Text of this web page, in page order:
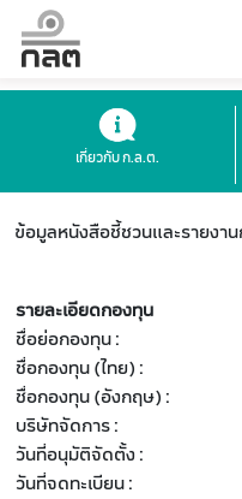
เกี่ยวกับ ก.ล.ต.
ข้อมูลหนังสือชี้ชวนและรายงา
รายละเอียดกองทุน
ชื่อย่อกองทุน :
ชื่อกองทุน (ไทย) :
ชื่อกองทุน (อังกฤษ) :
บริษัทจัดการ :
วันที่อนุมัติจัดตั้ง :
วันที่จดทะเบียน :